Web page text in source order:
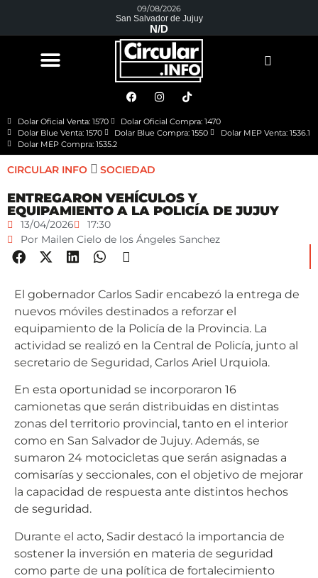
09/08/2026
San Salvador de Jujuy
N/D
Dolar Oficial Venta: 1570
Dolar Oficial Compra: 1470
Dolar Blue Venta: 1570
Dolar Blue Compra: 1550
Dolar MEP Venta: 1536.1
Dolar MEP Compra: 1535.2
CIRCULAR INFO SOCIEDAD
ENTREGARON VEHÍCULOS Y
EQUIPAMIENTO A LA POLICÍA DE JUJUY
13/04/2026
17:30
Por Mailen Cielo de los Ángeles Sanchez
El gobernador Carlos Sadir encabezó la entrega de
nuevos móviles destinados a reforzar el
equipamiento de la Policía de la Provincia. La
actividad se realizó en la Central de Policía, junto al
secretario de Seguridad, Carlos Ariel Urquiola.
En esta oportunidad se incorporaron 16
camionetas que serán distribuidas en distintas
zonas del territorio provincial, tanto en el interior
como en San Salvador de Jujuy. Además, se
sumaron 24 motocicletas que serán asignadas a
comisarías y seccionales, con el objetivo de mejorar
la capacidad de respuesta ante distintos hechos
de seguridad.
Durante el acto, Sadir destacó la importancia de
sostener la inversión en materia de seguridad
como parte de una política de fortalecimiento